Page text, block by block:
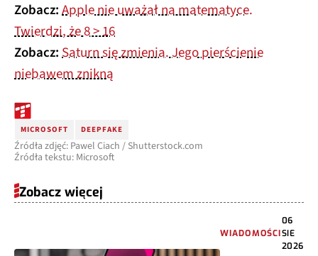
Zobacz:Apple nie uważał na matematyce.
Twierdzi, że 8 > 16
Zobacz:Saturn się zmienia. Jego pierścienie
niebawem znikną
MICROSOFT DEEPFAKE
Źródła zdjęć: Pawel Ciach / Shutterstock.com
Źródła tekstu: Microsoft
Zobacz więcej
WIADOMOŚCI
06
SIE
2026